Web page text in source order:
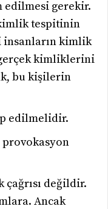
gerekir.
tespitinin
insanların kimlik
kimliklerini
bu kişilerin
edilmelidir.
değildir.
Ancak